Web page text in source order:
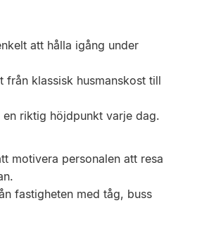
att hålla igång under
från klassisk husmanskost till
riktig höjdpunkt varje dag.
motivera personalen att resa
fastigheten med tåg, buss